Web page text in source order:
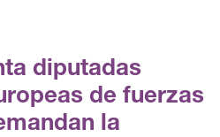
diputadas
de fuerzas
la